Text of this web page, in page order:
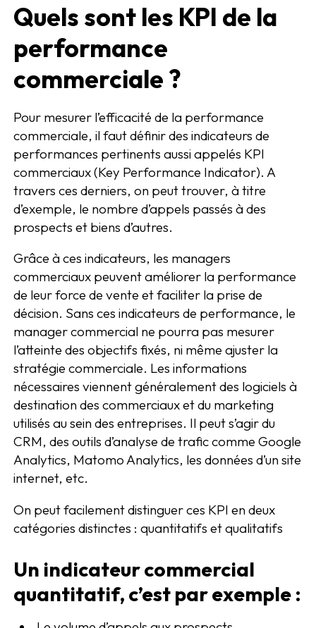
Quels sont les KPI de la
performance
commerciale ?
Pour mesurer l’efficacité de la performance
commerciale, il faut définir des indicateurs de
performances pertinents aussi appelés KPI
commerciaux (Key Performance Indicator). A
travers ces derniers, on peut trouver, à titre
d’exemple, le nombre d’appels passés à des
prospects et biens d’autres.
Grâce à ces indicateurs, les managers
commerciaux peuvent améliorer la performance
de leur force de vente et faciliter la prise de
décision. Sans ces indicateurs de performance, le
manager commercial ne pourra pas mesurer
l’atteinte des objectifs fixés, ni même ajuster la
stratégie commerciale. Les informations
nécessaires viennent généralement des logiciels à
destination des commerciaux et du marketing
utilisés au sein des entreprises. Il peut s’agir du
CRM, des outils d’analyse de trafic comme Google
Analytics, Matomo Analytics, les données d’un site
internet, etc.
On peut facilement distinguer ces KPI en deux
catégories distinctes : quantitatifs et qualitatifs
Un indicateur commercial
quantitatif, c’est par exemple :